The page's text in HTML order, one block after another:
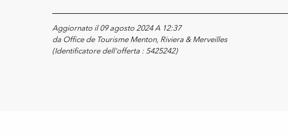
Aggiornato il 09 agosto 2024 A 12:37
da Office de Tourisme Menton, Riviera & Merveilles
(Identificatore dell'offerta : 5425242)